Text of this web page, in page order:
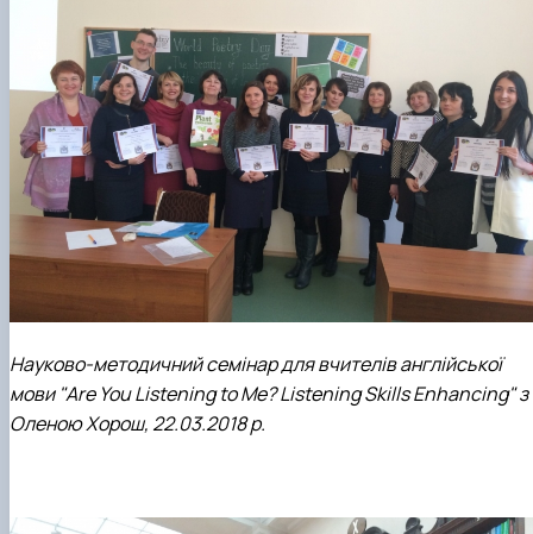
Науково-методичний семінар для вчителів англійської
мови "Are You Listening to Me? Listening Skills Enhancing" з
Оленою Хорош, 22.03.2018 р.